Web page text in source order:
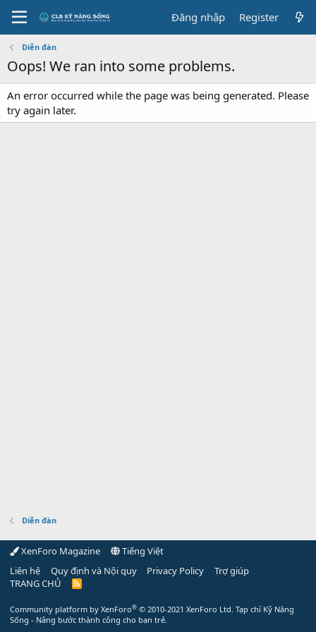
Đăng nhập Register
Diễn đàn
Oops! We ran into some problems.
An error occurred while the page was being generated. Please
try again later.
Diễn đàn
XenForo Magazine
Tiếng Việt
Liên hệ
Quy định và Nội quy Privacy Policy
Trợ giúp
TRANG CHỦ
R
Community platform by XenForo® © 2010-2021 XenForo Ltd. Tạp chí Kỹ Năng
Sống - Nâng bước thành công cho bạn trẻ.